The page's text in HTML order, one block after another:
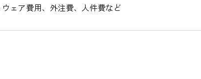
ェア費用、外注費、人件費など